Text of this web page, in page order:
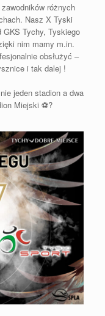
różnych
Nasz X Tyski
GKS Tychy, Tyskiego
nim mamy m.in.
obsłużyć –
i tak dalej !
jeden stadion a dwa
Miejski ⚽️?